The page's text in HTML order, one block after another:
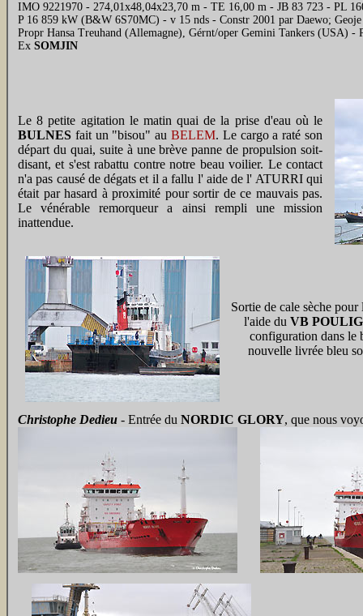
IMO 9221970 - 274,01x48,04x23,70 m - TE 16,00 m - JB 83 723 - PL
P 16 859 kW (B&W 6S70MC) - v 15 nds - Constr 2001 par Daewo;
Propr Hansa Treuhand (Allemagne), Gérnt/oper Gemini Tankers (USA) -
Ex SOMJIN
Le 8 petite agitation le matin quai de la prise d'eau où le
BULNES fait un "bisou" au BELEM. Le cargo a raté son
départ du quai, suite à une brève panne de propulsion soit-
disant, et s'est rabattu contre notre beau voilier. Le contact
n'a pas causé de dégats et il a fallu l' aide de l' ATURRI qui
était par hasard à proximité pour sortir de ce mauvais pas.
Le vénérable remorqueur a ainsi rempli une mission
inattendue.
Sortie de cale sèche
l'aide du VB
configuration dans le
nouvelle livrée bleu
Christophe Dedieu - Entrée du NORDIC GLORY, que nous